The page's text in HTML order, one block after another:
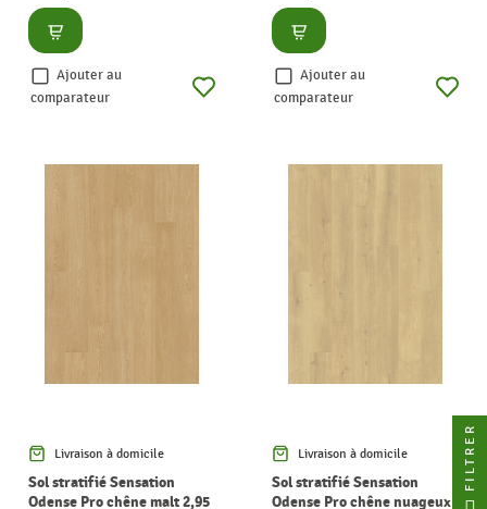
Consulter
Ajouter au
comparateur
Consulter
Ajouter au
comparateur
Livraison à domicile
Sol stratifié Sensation
Odense Pro chêne malt 2,95
Livraison à domicile
Sol stratifié Sensation
Odense Pro chêne nuageux
FILTRER